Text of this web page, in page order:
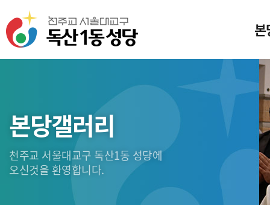
본
성
독
찾
본당갤러리
천주교 서울대교구 독산1동 성당에
오신것을 환영합니다.